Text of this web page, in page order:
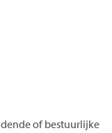
of bestuurlijke